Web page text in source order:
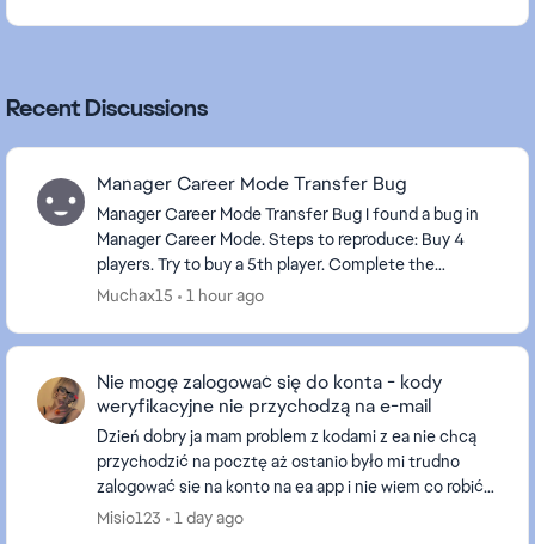
Recent Discussions
Manager Career Mode Transfer Bug
Manager Career Mode Transfer Bug I found a bug in
Manager Career Mode. Steps to reproduce: Buy 4
players. Try to buy a 5th player. Complete the
Muchax15 1 hour ago
Nie mogę zalogować się do konta - kody
weryfikacyjne nie przychodzą na e-mail
Dzień dobry ja mam problem z kodami z ea nie chcą
przychodzić na pocztę aż ostanio było mi trudno
zalogować sie na konto na ea app i nie wiem co robić
nawet nazwy nie moge zmienić bo muszę potwierdzi...
Misio123 1 day ago